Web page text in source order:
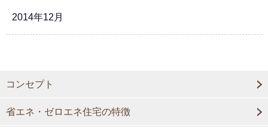
2014年12月
コンセプト
省エネ・ゼロエネ住宅の特徴